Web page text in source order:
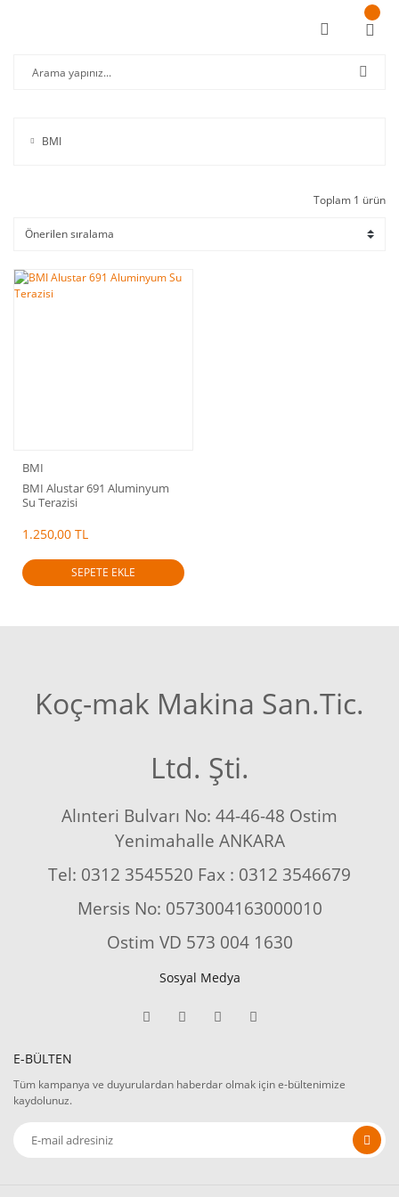
BMI
Toplam 1 ürün
BMI
BMI Alustar 691 Aluminyum
Su Terazisi
1.250,00 TL
SEPETE EKLE
Koç-mak Makina San.Tic.
Ltd. Şti.
Alınteri Bulvarı No: 44-46-48 Ostim
Yenimahalle ANKARA
Tel: 0312 3545520 Fax : 0312 3546679
Mersis No: 0573004163000010
Ostim VD 573 004 1630
Sosyal Medya
E-BÜLTEN
Tüm kampanya ve duyurulardan haberdar olmak için e-bültenimize
kaydolunuz.